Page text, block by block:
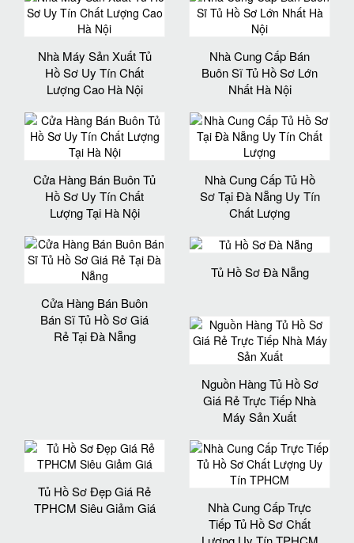
Nhà Máy Sản Xuất Tủ
Hồ Sơ Uy Tín Chất
Lượng Cao Hà Nội
Nhà Cung Cấp Bán
Buôn Sĩ Tủ Hồ Sơ Lớn
Nhất Hà Nội
Cửa Hàng Bán Buôn Tủ
Hồ Sơ Uy Tín Chất
Lượng Tại Hà Nội
Nhà Cung Cấp Tủ Hồ
Sơ Tại Đà Nẵng Uy Tín
Chất Lượng
Cửa Hàng Bán Buôn
Bán Sĩ Tủ Hồ Sơ Giá
Rẻ Tại Đà Nẵng
Tủ Hồ Sơ Đà Nẵng
Nguồn Hàng Tủ Hồ Sơ
Giá Rẻ Trực Tiếp Nhà
Máy Sản Xuất
Tủ Hồ Sơ Đẹp Giá Rẻ
TPHCM Siêu Giảm Giá
Nhà Cung Cấp Trực
Tiếp Tủ Hồ Sơ Chất